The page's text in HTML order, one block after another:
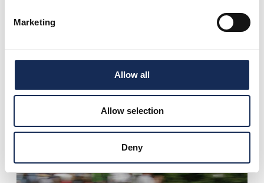
Marketing
Allow all
Allow selection
Deny
1° Classificato
Andrea Vesco